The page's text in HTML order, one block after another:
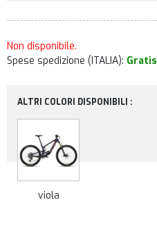
Non disponibile.
Spese spedizione (ITALIA): Gratis
ALTRI COLORI DISPONIBILI :
viola